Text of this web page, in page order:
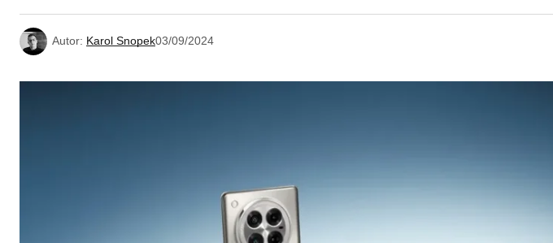
Autor: Karol Snopek03/09/2024